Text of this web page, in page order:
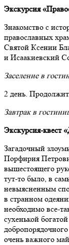
Экскурсия
Знакомство с
православных
Святой Ксении
и Исаакиевский
Заселение в
2 день.
Завтрак в
Экскурсия-квест
Загадочный
Порфирия
вышестоящего
тут-то было, в
невыясненным
в странном
необходимо все-
сухенькой
очень важного